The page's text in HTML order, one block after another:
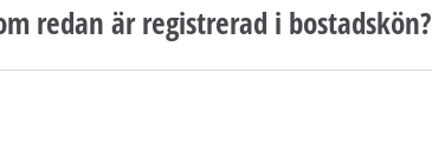
redan är registrerad i bostadskön?